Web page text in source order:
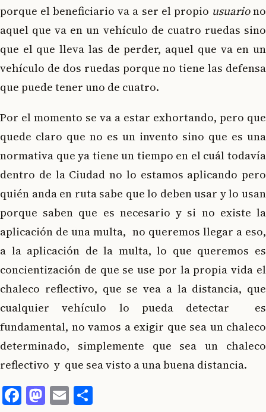
porque el beneficiario va a ser el propio usuariono
aquel que va en un vehículo de cuatro ruedas sino
que el que lleva las de perder, aquel que va en un
vehículo de dos ruedas porque no tiene las defensa
que puede tener uno de cuatro.
Por el momento se va a estar exhortando, pero que
quede claro que no es un invento sino que es una
normativa que ya tiene un tiempo en el cuál todavía
dentro de la Ciudad no lo estamos aplicando pero
quién anda en ruta sabe que lo deben usar y lo usan
porque saben que es necesario y si no existe la
aplicación de una multa, no queremos llegar a eso,
a la aplicación de la multa, lo que queremos es
concientización de que se use por la propia vida el
chaleco reflectivo, que se vea a la distancia, que
cualquier vehículo lo pueda detectar es
fundamental, no vamos a exigir que sea un chaleco
determinado, simplemente que sea un chaleco
reflectivo y que sea visto a una buena distancia.
Facebook
Mastodon
Email